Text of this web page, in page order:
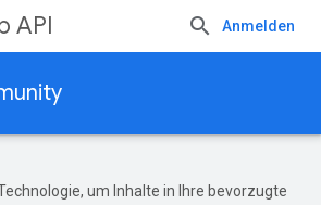
API Anmelden
um Inhalte in Ihre bevorzugte